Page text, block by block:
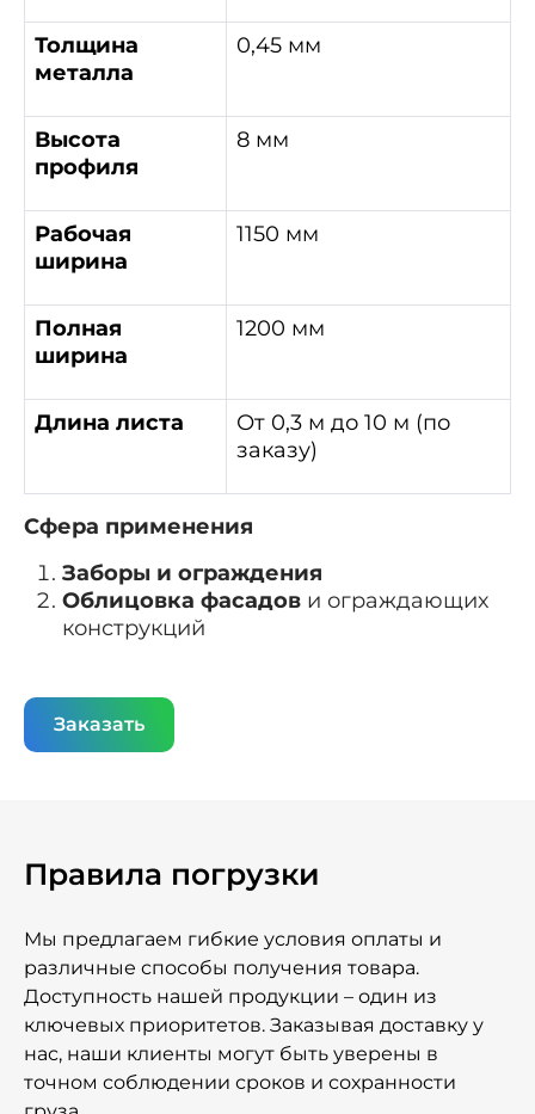
Толщина
металла
0,45 мм
Высота
профиля
8 мм
Рабочая
ширина
1150 мм
Полная
ширина
1200 мм
Длина листа
От 0,3 м до 10 м (по
заказу)
Сфера применения
Заборы и ограждения
Облицовка фасадов и ограждающих
конструкций
Заказать
Правила погрузки
Мы предлагаем гибкие условия оплаты и
различные способы получения товара.
Доступность нашей продукции – один из
ключевых приоритетов. Заказывая доставку у
нас, наши клиенты могут быть уверены в
точном соблюдении сроков и сохранности